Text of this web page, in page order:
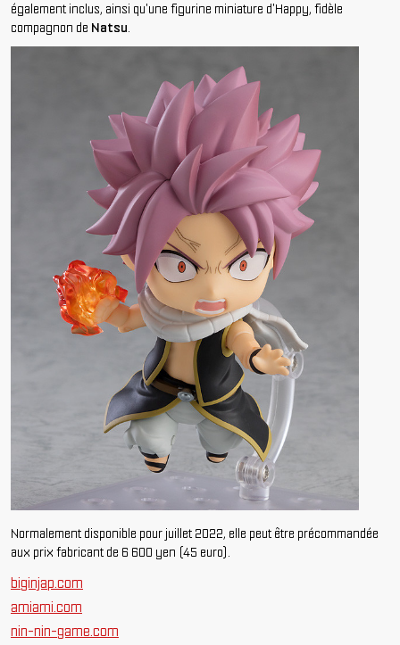
également inclus, ainsi qu'une figurine miniature d'Happy, fidèle
compagnon de Natsu.
Normalement disponible pour juillet 2022, elle peut être précommandée
aux prix fabricant de 6 600 yen (45 euro).
biginjap.com
amiami.com
nin-nin-game.com